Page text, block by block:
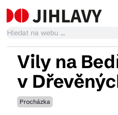
Kalendář akcí
Tradiční akce
Vily na
v
Procházka